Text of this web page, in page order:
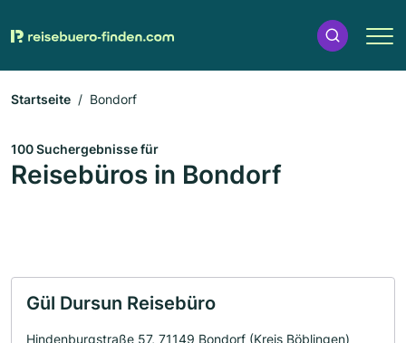
Startseite Bondorf
100 Suchergebnisse für
Reisebüros in Bondorf
Gül Dursun Reisebüro
Hindenburgstraße 57, 71149 Bondorf (Kreis Böblingen)